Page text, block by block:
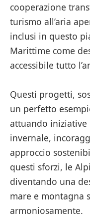
cooperazione
turismo all’aria
inclusi in questo
Marittime come
accessibile tutto
Questi progetti,
un perfetto
attuando iniziative
invernale,
approccio
questi sforzi, le
diventando una
mare e montagna
armoniosamente.